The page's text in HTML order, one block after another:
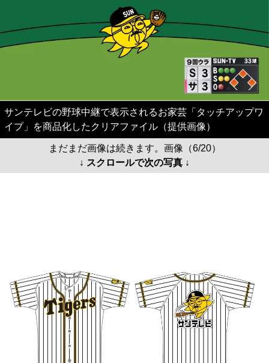
サンテレビの野球中継で表示されるお家芸「タッチアップワ
イプ」を商品化したクリアファイル（提供画像）
まだまだ画像は続きます。画像（6/20）
↓ スクロールで次の写真 ↓